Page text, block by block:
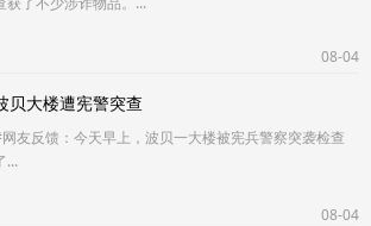
08-04
贝大楼遭宪警突查
友反馈：今天早上，波贝一大楼被宪兵警察突袭检查
...
08-04